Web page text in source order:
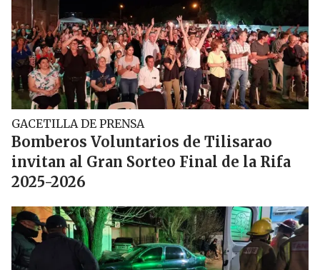
GACETILLA DE PRENSA
Bomberos Voluntarios de Tilisarao
invitan al Gran Sorteo Final de la Rifa
2025-2026